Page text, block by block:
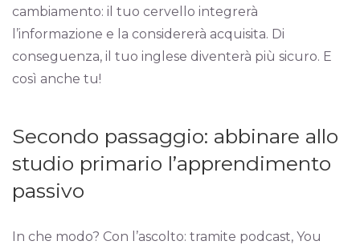
cambiamento: il tuo cervello integrerà
l’informazione e la considererà acquisita. Di
conseguenza, il tuo inglese diventerà più sicuro. E
così anche tu!
Secondo passaggio: abbinare allo
studio primario l’apprendimento
passivo
In che modo? Con l’ascolto: tramite podcast, You